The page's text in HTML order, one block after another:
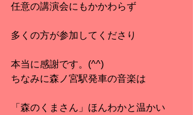
任意の講演会にもかかわらず
多くの方が参加してくださり
本当に感謝です。(^^)
ちなみに森ノ宮駅発車の音楽は
「森のくまさん」ほんわかと温かい